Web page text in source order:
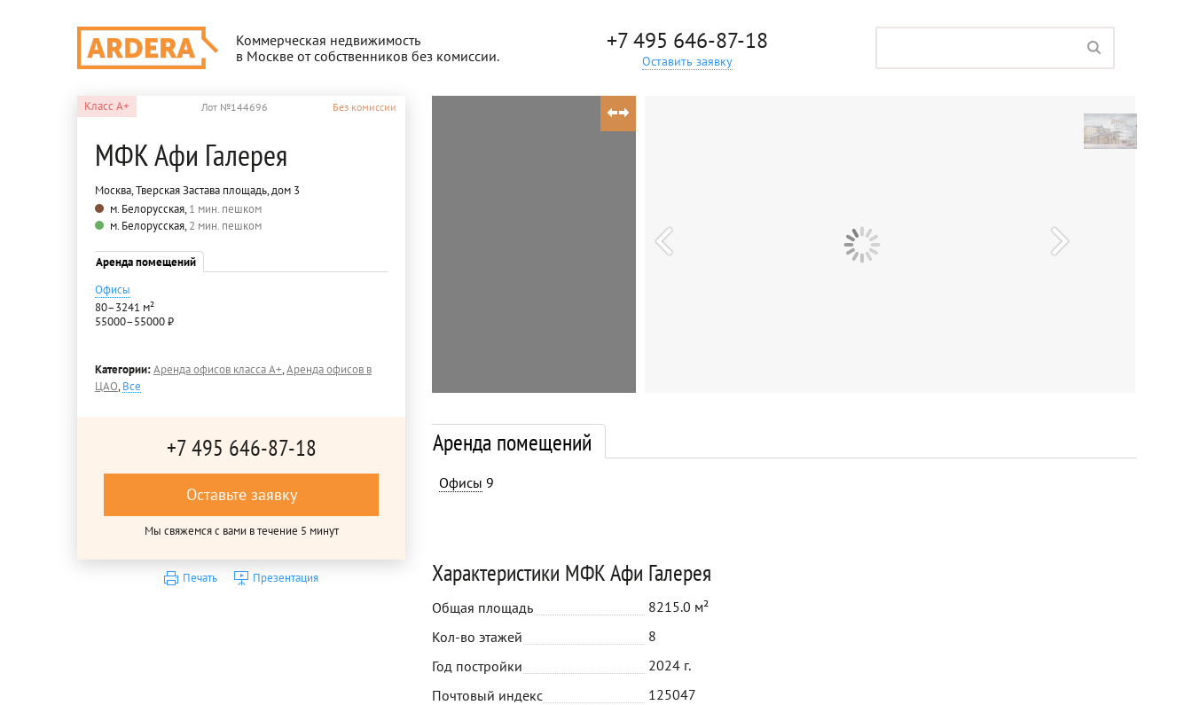
Коммерческая недвижимость
в Москве от собственников без комиссии.
+7 495 646-87-18
Оставить заявку
Класс A+ Лот №144696 Без комиссии
МФК Афи Галерея
Москва, Тверская Застава площадь, дом 3
м. Белорусская,1 мин. пешком
м. Белорусская,2 мин. пешком
Аренда помещений
Офисы
80–3241 м²
55000–55000 ₽
Категории:Аренда офисов класса A+,Аренда офисов в
ЦАО,Все
+7 495 646-87-18
Оставьте заявку
Мы свяжемся с вами в течение 5 минут
Печать Презентация
Аренда помещений
Офисы 9
Характеристики МФК Афи Галерея
Общая площадь
8215.0 м²
Кол-во этажей
8
Год постройки
2024 г.
Почтовый индекс
125047